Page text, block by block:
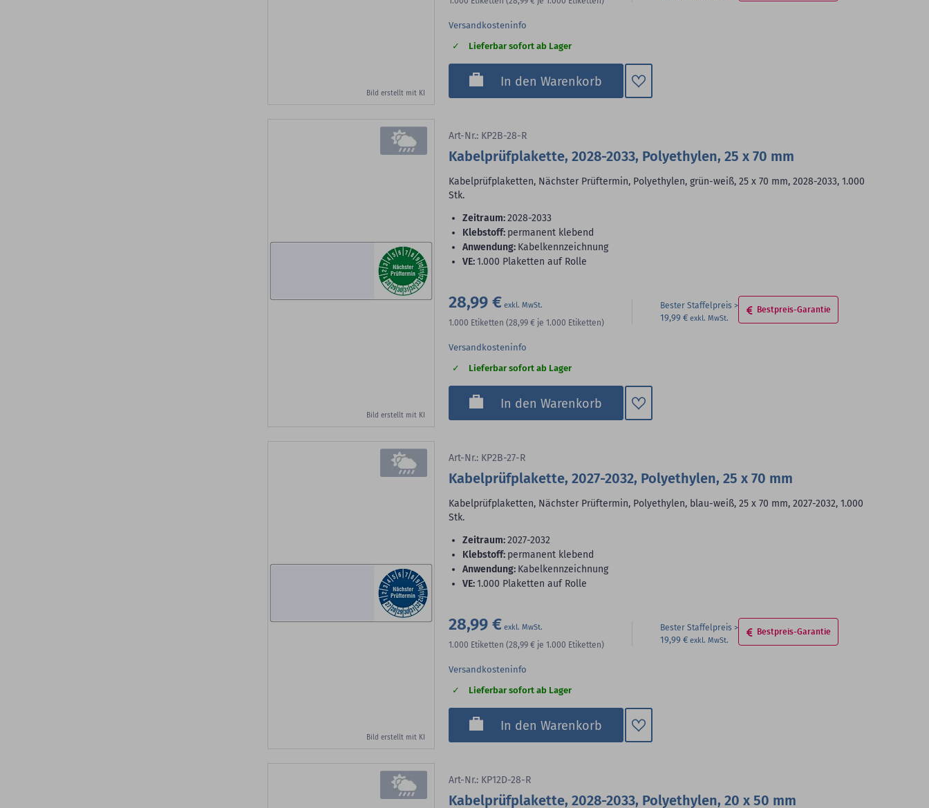
Bild erstellt mit KI
Versandkosteninfo
Lieferbar sofort ab Lager
In den Warenkorb
Zum
Bild erstellt mit KI
Art-Nr.: KP2B-28-R
Kabelprüfplakette, 2028-2033, Polyethylen, 25 x 70 mm
Kabelprüfplaketten, Nächster Prüftermin, Polyethylen, grün-weiß, 25 x 70 mm, 2028-2033, 1.000
Stk.
Zeitraum:2028-2033
Klebstoff: permanent klebend
Anwendung: Kabelkennzeichnung
VE:1.000 Plaketten auf Rolle
28,99 €
1.000 Etiketten (28,99 € je 1.000 Etiketten)
Bester Staffelpreis
19,99 €
Bestpreis-Garantie
Versandkosteninfo
Lieferbar sofort ab Lager
In den Warenkorb
Zum
Bild erstellt mit KI
Art-Nr.: KP2B-27-R
Kabelprüfplakette, 2027-2032, Polyethylen, 25 x 70 mm
Kabelprüfplaketten, Nächster Prüftermin, Polyethylen, blau-weiß, 25 x 70 mm, 2027-2032, 1.000
Stk.
Zeitraum:2027-2032
Klebstoff: permanent klebend
Anwendung: Kabelkennzeichnung
VE:1.000 Plaketten auf Rolle
28,99 €
1.000 Etiketten (28,99 € je 1.000 Etiketten)
Bester Staffelpreis
19,99 €
Bestpreis-Garantie
Versandkosteninfo
Lieferbar sofort ab Lager
In den Warenkorb
Zum
Art-Nr.: KP12D-28-R
Kabelprüfplakette, 2028-2033, Polyethylen, 20 x 50 mm